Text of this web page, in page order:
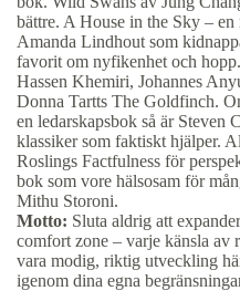
bättre. A House in the Sky –
Amanda Lindhout som
favorit om nyfikenhet och
Hassen Khemiri, Johannes
Donna Tartts The Goldfinch.
en ledarskapsbok så är Steven
klassiker som faktiskt hjälper.
Roslings Factfulness för
bok som vore hälsosam för
Mithu Storoni.
Motto: Sluta aldrig att
comfort zone – varje känsla av
vara modig, riktig utveckling
igenom dina egna